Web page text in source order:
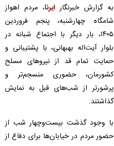
به گزارش خبرنگارایرنا، مردم اهواز
شامگاه چهارشنبه، پنجم فروردین ۱۴۰۵،
بار دیگر با اجتماع شبانه در بلوار
آیت‌اله بهبهانی، با پشتیبانی و حمایت
تمام قد از نیروهای مسلح کشورمان،
حضوری منسجم‌تر و پرشورتر از
شب‌های قبل به نمایش گذاشتند.
حضور مردم در خیابان‌ها برای دفاع از
کشورشان، نه تنها از شلوغی خیابان‌ها